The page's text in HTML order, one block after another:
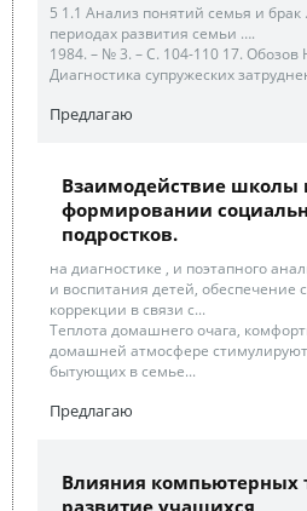
5 1.1 Анализ понятий семья и
периодах развития семьи ….
1984. – № 3. – С. 104-110 17.
Диагностика супружеских
Предлагаю
Взаимодействие школы
формировании
подростков.
на диагностике , и поэтапного
и воспитания детей, обеспечение
коррекции в связи с...
Теплота домашнего очага,
домашней атмосфере
бытующих в семье...
Предлагаю
Влияния компьютерных
развитие учащихся